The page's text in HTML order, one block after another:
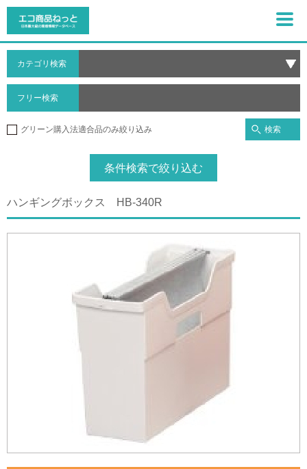
カテゴリ検索
フリー検索
グリーン購入法適合品のみ絞り込み 検索
条件検索で絞り込む
ハンギングボックス HB-340R